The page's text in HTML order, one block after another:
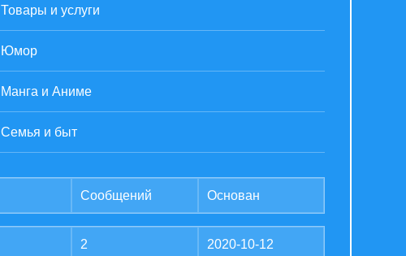
Товары и услуги
Юмор
Манга и Аниме
Семья и быт
Сообщений Основан
2 2020-10-12